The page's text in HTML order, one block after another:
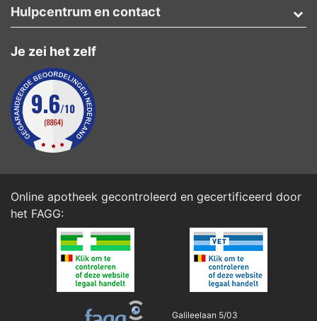
Je zei het zelf
Hulpcentrum en contact
Online apotheek gecontroleerd en gecertificeerd door
het FAGG:
Galileelaan 5/03